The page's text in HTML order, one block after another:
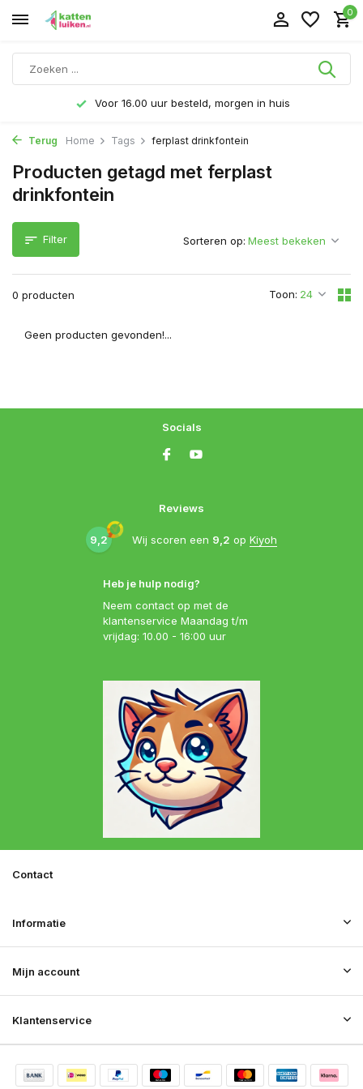
0
Voor 16.00 uur besteld, morgen in huis
Terug Home Tags ferplast drinkfontein
Producten getagd met ferplast
drinkfontein
Filter
0 producten Toon:
Sorteren op:
Geen producten gevonden!...
Heb je hulp nodig?
Neem contact op met de
klantenservice Maandag t/m
vrijdag: 10.00 - 16:00 uur
Reviews
9,2 Wij scoren een 9,2 op Kiyoh
Socials
Klantenservice
Mijn account
Informatie
Contact